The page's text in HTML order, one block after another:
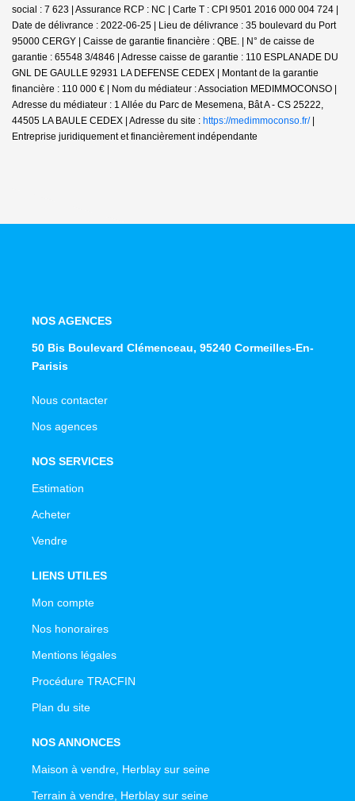
social : 7 623 | Assurance RCP : NC | Carte T : CPI 9501 2016 000 004 724 |
Date de délivrance : 2022-06-25 | Lieu de délivrance : 35 boulevard du Port
95000 CERGY | Caisse de garantie financière : QBE. | N° de caisse de
garantie : 65548 3/4846 | Adresse caisse de garantie : 110 ESPLANADE DU
GNL DE GAULLE 92931 LA DEFENSE CEDEX | Montant de la garantie
financière : 110 000 € | Nom du médiateur : Association MEDIMMOCONSO |
Adresse du médiateur : 1 Allée du Parc de Mesemena, Bât A - CS 25222,
44505 LA BAULE CEDEX | Adresse du site : https://medimmoconso.fr/|
Entreprise juridiquement et financièrement indépendante
NOS AGENCES
50 Bis Boulevard Clémenceau, 95240 Cormeilles-En-
Parisis
Nous contacter
Nos agences
NOS SERVICES
Estimation
Acheter
Vendre
LIENS UTILES
Mon compte
Nos honoraires
Mentions légales
Procédure TRACFIN
Plan du site
NOS ANNONCES
Maison à vendre, Herblay sur seine
Terrain à vendre, Herblay sur seine